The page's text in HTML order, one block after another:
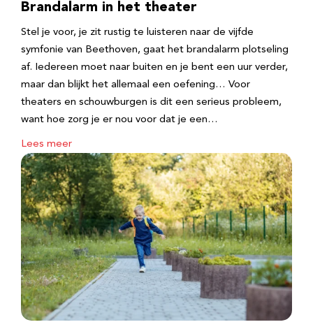
Brandalarm in het theater
Stel je voor, je zit rustig te luisteren naar de vijfde
symfonie van Beethoven, gaat het brandalarm plotseling
af. Iedereen moet naar buiten en je bent een uur verder,
maar dan blijkt het allemaal een oefening… Voor
theaters en schouwburgen is dit een serieus probleem,
want hoe zorg je er nou voor dat je een…
Lees meer